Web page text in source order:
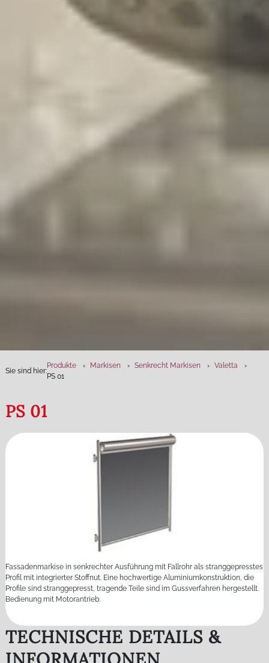
Sie sind hier:
Produkte Markisen Senkrecht Markisen
Valetta
PS 01
PS 01
Fassadenmarkise in senkrechter Ausführung mit Fallrohr als stranggepresstes
Profil mit integrierter Stoffnut. Eine hochwertige Aluminiumkonstruktion, die
Profile sind stranggepresst, tragende Teile sind im Gussverfahren hergestellt.
Bedienung mit Motorantrieb.
TECHNISCHE DETAILS &